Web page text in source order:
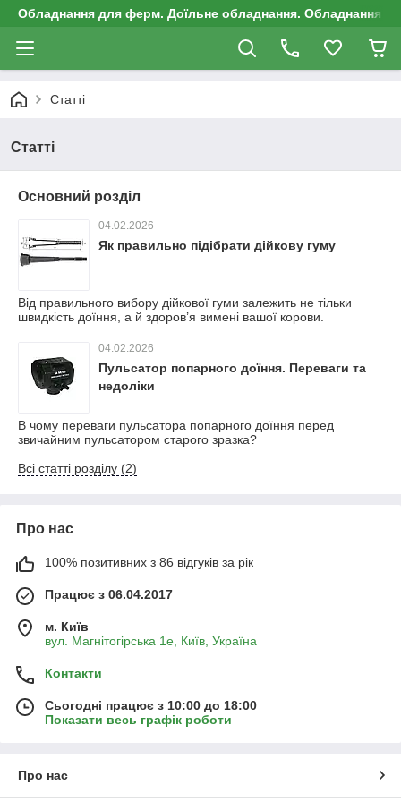
Обладнання для ферм. Доїльне обладнання. Обладнання
Статті
Статті
Основний розділ
04.02.2026
Як правильно підібрати дійкову гуму
Від правильного вибору дійкової гуми залежить не тільки
швидкість доїння, а й здоров’я вимені вашої корови.
04.02.2026
Пульсатор попарного доїння. Переваги та
недоліки
В чому переваги пульсатора попарного доїння перед
звичайним пульсатором старого зразка?
Всі статті розділу (2)
Про нас
100% позитивних з 86 відгуків за рік
Працює з 06.04.2017
м. Київ
вул. Магнітогірська 1е, Київ, Україна
Контакти
Сьогодні працює з 10:00 до 18:00
Показати весь графік роботи
Про нас